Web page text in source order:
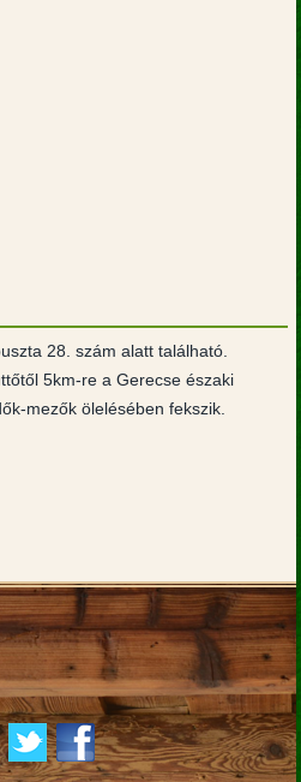
28. szám alatt található.
5km-re a Gerecse északi
mezők ölelésében fekszik.